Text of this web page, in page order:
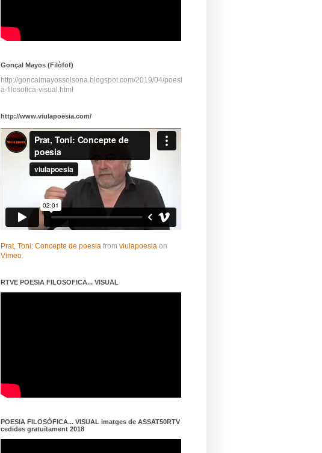
Gonçal Mayos (Filòfof)
http://goncalmayossolsona.blogspot.com/2019/04/poesi
a-filosofica-visual.html
http://www.viulapoesia.com/
Prat, Toni: Concepte de poesia from viulapoesia on
Vimeo.
RTVE POESIA FILOSOFICA... VISUAL
POESIA FILOSÒFICA... VISUAL imatges de ASSAT50RTV
cedides gratuïtament 2018